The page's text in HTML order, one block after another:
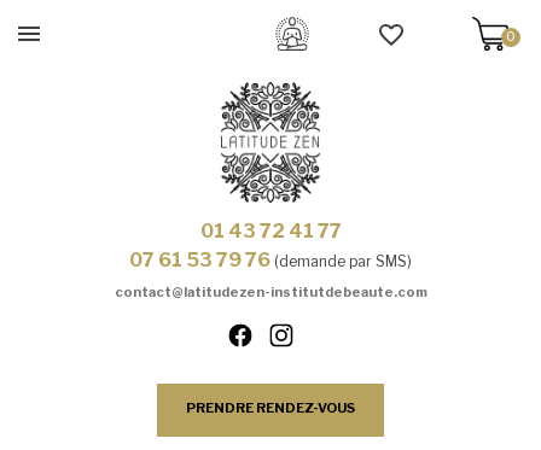
0
01 43 72 41 77
07 61 53 79 76 (demande par SMS)
contact@latitudezen-institutdebeaute.com
PRENDRE RENDEZ-VOUS